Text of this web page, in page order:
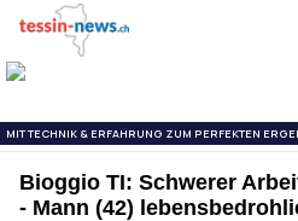
Bioggio TI: Schwerer
- Mann (42)